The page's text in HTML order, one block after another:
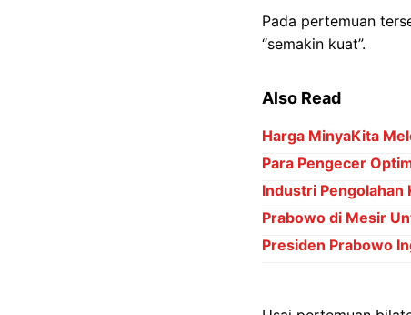
Pada pertemuan
“semakin kuat”.
Also Read
Harga MinyaKita
Para Pengecer
Industri Pengolahan
Prabowo di Mesir
Presiden Prabowo